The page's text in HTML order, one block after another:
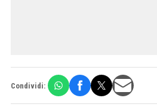
Condividi: